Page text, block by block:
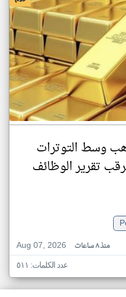
وسط التوترات
تقرير الوظائف
Aug 07, 2026
منذ ٨ ساعات
عدد الكلمات: ٥١١